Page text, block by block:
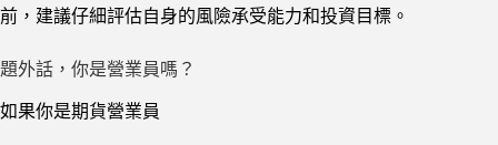
前，建議仔細評估自身的風險承受能力和投資目標。
題外話，你是營業員嗎？
如果你是期貨營業員